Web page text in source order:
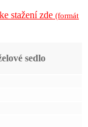
stažení zde (formát
sedlo